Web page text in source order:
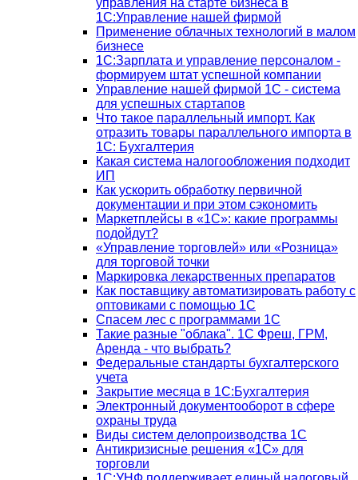
управления на старте бизнеса в
1С:Управление нашей фирмой
Применение облачных технологий в малом
бизнесе
1C:Зарплата и управление персоналом -
формируем штат успешной компании
Управление нашей фирмой 1C - система
для успешных стартапов
Что такое параллельный импорт. Как
отразить товары параллельного импорта в
1С: Бухгалтерия
Какая система налогообложения подходит
ИП
Как ускорить обработку первичной
документации и при этом сэкономить
Маркетплейсы в «1С»: какие программы
подойдут?
«Управление торговлей» или «Розница»
для торговой точки
Маркировка лекарственных препаратов
Как поставщику автоматизировать работу с
оптовиками с помощью 1С
Спасем лес с программами 1С
Такие разные "облака". 1С Фреш, ГРМ,
Аренда - что выбрать?
Федеральные стандарты бухгалтерского
учета
Закрытие месяца в 1С:Бухгалтерия
Электронный документооборот в сфере
охраны труда
Виды систем делопроизводства 1C
Антикризисные решения «1С» для
торговли